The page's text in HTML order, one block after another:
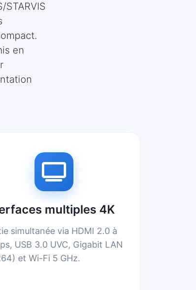
en
multiples 4K
simultanée via HDMI 2.0 à
USB 3.0 UVC, Gigabit LAN
et Wi-Fi 5 GHz.